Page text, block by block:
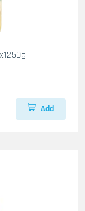
6x1250g
Add